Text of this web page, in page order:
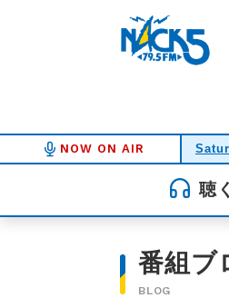
NOW ON AIR
聴く
番組ブ
BLOG